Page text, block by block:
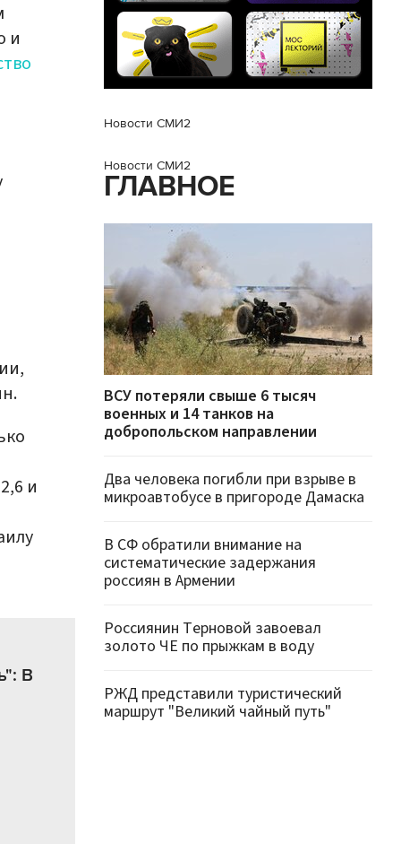
и
и
В
Новости СМИ2
Новости СМИ2
ГЛАВНОЕ
ВСУ потеряли свыше 6 тысяч
военных и 14 танков на
добропольском направлении
Два человека погибли при взрыве в
микроавтобусе в пригороде Дамаска
В СФ обратили внимание на
систематические задержания
россиян в Армении
Россиянин Терновой завоевал
золото ЧЕ по прыжкам в воду
РЖД представили туристический
маршрут "Великий чайный путь"